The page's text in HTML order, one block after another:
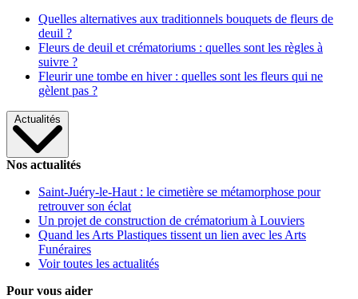
Quelles alternatives aux traditionnels bouquets de fleurs de
deuil ?
Fleurs de deuil et crématoriums : quelles sont les règles à
suivre ?
Fleurir une tombe en hiver : quelles sont les fleurs qui ne
gèlent pas ?
Actualités
Nos actualités
Saint-Juéry-le-Haut : le cimetière se métamorphose pour
retrouver son éclat
Un projet de construction de crématorium à Louviers
Quand les Arts Plastiques tissent un lien avec les Arts
Funéraires
Voir toutes les actualités
Pour vous aider